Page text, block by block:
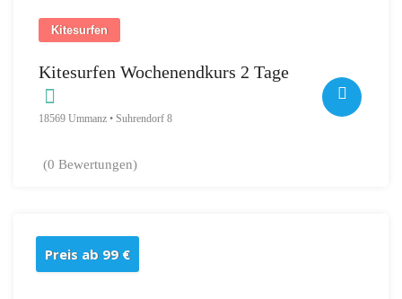
Kitesurfen
Kitesurfen Wochenendkurs 2 Tage
18569 Ummanz • Suhrendorf 8
(0 Bewertungen)
Preis ab 99 €